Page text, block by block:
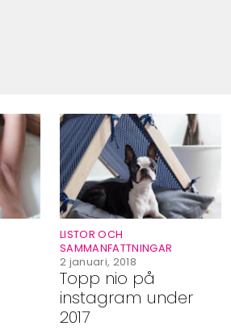
Topp nio på
instagram under
2017
LISTOR OCH
SAMMANFATTNINGAR
2 januari, 2018